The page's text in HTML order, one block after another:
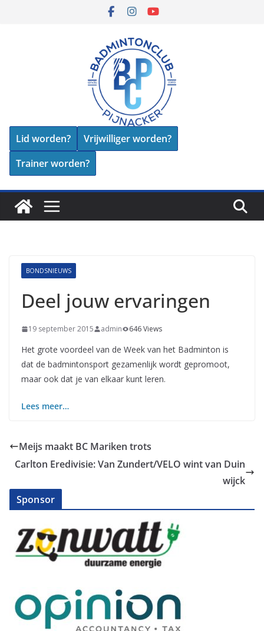
Lid worden?
Vrijwilliger worden?
Trainer worden?
BONDSNIEUWS
Deel jouw ervaringen
19 september 2015 admin 646 Views
Het grote voordeel van de Week van het Badminton is
dat de badmintonsport gezamenlijk wordt gepromoot,
maar ook dat je van elkaar kunt leren.
Lees meer…
Meijs maakt BC Mariken trots
Carlton Eredivisie: Van Zundert/VELO wint van Duin
wijck
Sponsor